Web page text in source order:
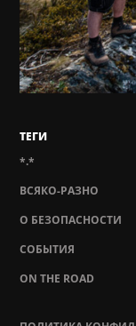
ТЕГИ
*.*
ВСЯКО-РАЗНО
О БЕЗОПАСНОСТИ
СОБЫТИЯ
ON THE ROAD